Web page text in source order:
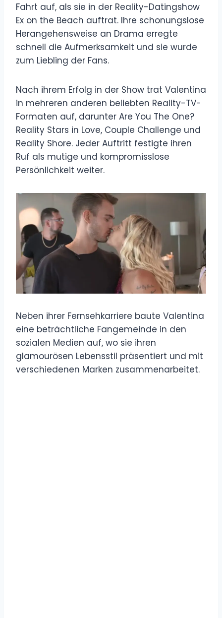
Fahrt auf, als sie in der Reality-Datingshow
Ex on the Beach auftrat. Ihre schonungslose
Herangehensweise an Drama erregte
schnell die Aufmerksamkeit und sie wurde
zum Liebling der Fans.
Nach ihrem Erfolg in der Show trat Valentina
in mehreren anderen beliebten Reality-TV-
Formaten auf, darunter Are You The One?
Reality Stars in Love, Couple Challenge und
Reality Shore. Jeder Auftritt festigte ihren
Ruf als mutige und kompromisslose
Persönlichkeit weiter.
Neben ihrer Fernsehkarriere baute Valentina
eine beträchtliche Fangemeinde in den
sozialen Medien auf, wo sie ihren
glamourösen Lebensstil präsentiert und mit
verschiedenen Marken zusammenarbeitet.